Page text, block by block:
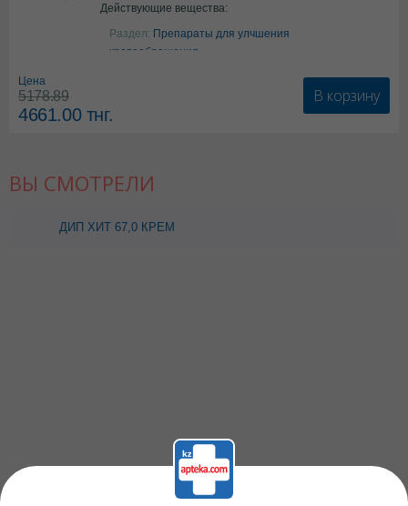
Действующие вещества:
Аргинин
Раздел: Препараты для улчшения
кровообращения
Цена
5178.89
4661.00тнг.
В корзину
ВЫ СМОТРЕЛИ
ДИП ХИТ 67,0 КРЕМ